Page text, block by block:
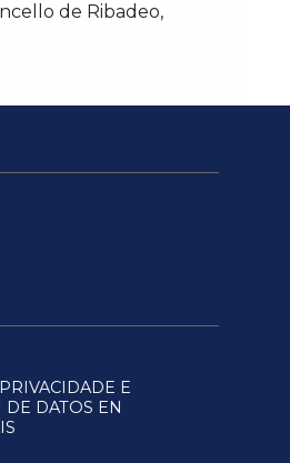
de Ribadeo,
E
DE DATOS EN